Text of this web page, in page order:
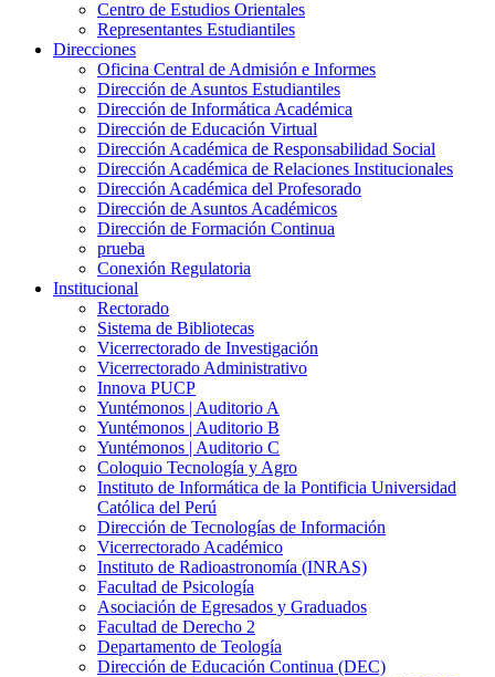
Centro de Estudios Orientales
Representantes Estudiantiles
Direcciones
Oficina Central de Admisión e Informes
Dirección de Asuntos Estudiantiles
Dirección de Informática Académica
Dirección de Educación Virtual
Dirección Académica de Responsabilidad Social
Dirección Académica de Relaciones Institucionales
Dirección Académica del Profesorado
Dirección de Asuntos Académicos
Dirección de Formación Continua
prueba
Conexión Regulatoria
Institucional
Rectorado
Sistema de Bibliotecas
Vicerrectorado de Investigación
Vicerrectorado Administrativo
Innova PUCP
Yuntémonos | Auditorio A
Yuntémonos | Auditorio B
Yuntémonos | Auditorio C
Coloquio Tecnología y Agro
Instituto de Informática de la Pontificia Universidad
Católica del Perú
Dirección de Tecnologías de Información
Vicerrectorado Académico
Instituto de Radioastronomía (INRAS)
Facultad de Psicología
Asociación de Egresados y Graduados
Facultad de Derecho 2
Departamento de Teología
Dirección de Educación Continua (DEC)